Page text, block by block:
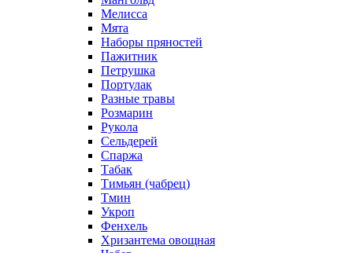
Мелисса
Мята
Наборы пряностей
Пажитник
Петрушка
Портулак
Разные травы
Розмарин
Рукола
Сельдерей
Спаржа
Табак
Тимьян (чабрец)
Тмин
Укроп
Фенхель
Хризантема овощная